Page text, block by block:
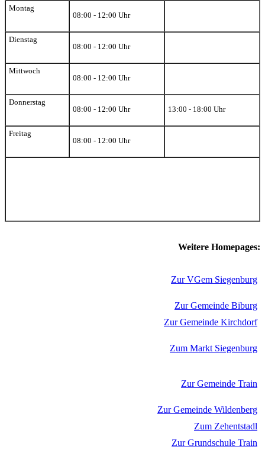
Montag
08:00 - 12:00 Uhr
Dienstag
08:00 - 12:00 Uhr
Mittwoch
08:00 - 12:00 Uhr
Donnerstag
08:00 - 12:00 Uhr
13:00 - 18:00 Uhr
Freitag
08:00 - 12:00 Uhr
Weitere Homepages:
Zur VGem Siegenburg
Zur Gemeinde Biburg
Zur Gemeinde Kirchdorf
Zum Markt Siegenburg
Zur Gemeinde Train
Zur Gemeinde Wildenberg
Zum Zehentstadl
Zur Grundschule Train